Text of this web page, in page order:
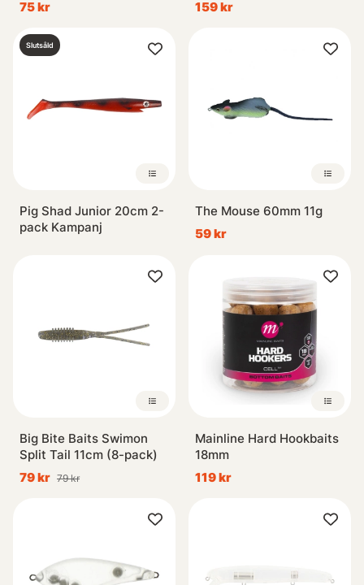
75 kr
159 kr
Slutsåld
Pig Shad Junior 20cm 2-
pack Kampanj
The Mouse 60mm 11g
59 kr
Big Bite Baits Swimon
Split Tail 11cm (8-pack)
79 kr 79 kr
Mainline Hard Hookbaits
18mm
119 kr